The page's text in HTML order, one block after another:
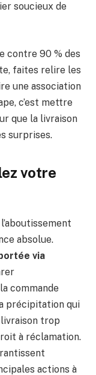
soucieux de
contre 90 % des
faites relire les
une association
c’est mettre
que la livraison
surprises.
votre
absolue.
via
commande
précipitation qui
trop
à réclamation.
actions à